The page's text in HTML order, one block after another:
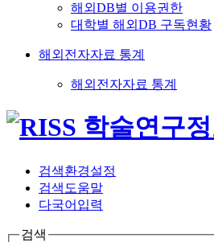
해외DB별 이용권한
대학별 해외DB 구독현황
해외전자자료 통계
해외전자자료 통계
검색환경설정
검색도움말
다국어입력
검색